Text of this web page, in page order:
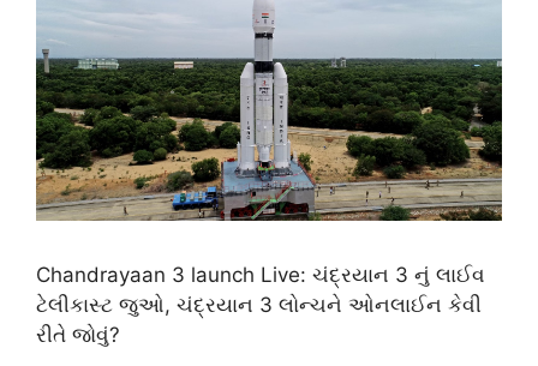
Chandrayaan 3 launch Live: ચંદ્રયાન 3 નું લાઈવ
ટેલીકાસ્ટ જુઓ, ચંદ્રયાન 3 લોન્ચને ઓનલાઈન કેવી
રીતે જોવું?